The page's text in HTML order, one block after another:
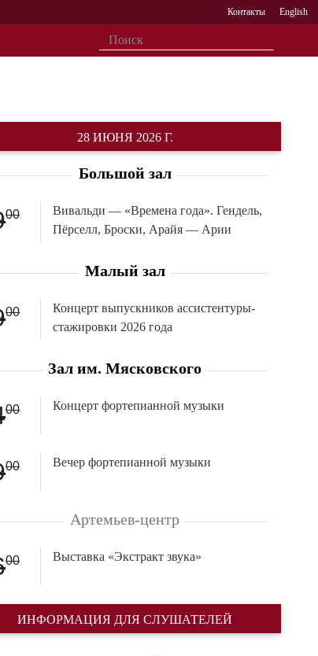
Контакты English
28 ИЮНЯ 2026 Г.
Большой зал
00
Вивальди — «Времена года». Гендель,
Пёрселл, Броски, Арайя — Арии
Малый зал
00
Концерт выпускников ассистентуры-
стажировки 2026 года
Зал им. Мясковского
00 Концерт фортепианной музыки
00 Вечер фортепианной музыки
Артемьев-центр
00 Выставка «Экстракт звука»
ИНФОРМАЦИЯ ДЛЯ СЛУШАТЕЛЕЙ